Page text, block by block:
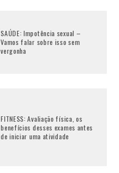
SAÚDE: Impotência sexual –
Vamos falar sobre isso sem
vergonha
FITNESS: Avaliação física, os
benefícios desses exames antes
de iniciar uma atividade